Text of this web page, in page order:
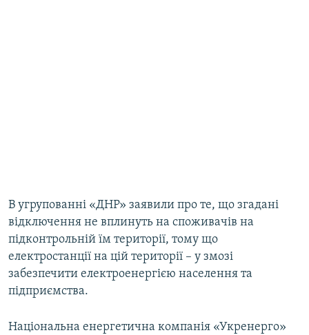
В угрупованні «ДНР» заявили про те, що згадані
відключення не вплинуть на споживачів на
підконтрольній їм території, тому що
електростанції на цій території – у змозі
забезпечити електроенергією населення та
підприємства.
Національна енергетична компанія «Укренерго»